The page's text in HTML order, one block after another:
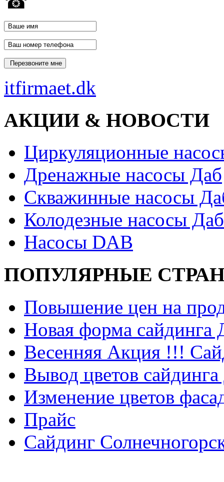
itfirmaet.dk
АКЦИИ & НОВОСТИ
Циркуляционные
Дренажные насосы Даб
Скважинные насосы
Колодезные насосы Даб
Насосы DAB
ПОПУЛЯРНЫЕ
Повышение цен на
Новая форма
Весенняя Акция !!!
Вывод цветов
Изменение цветов
Прайс
Сайдинг